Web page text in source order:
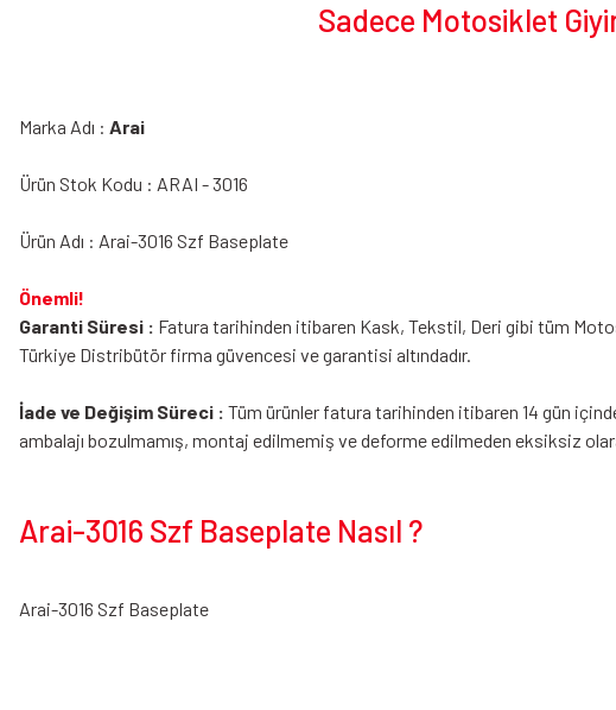
Sadece Motosiklet
Marka Adı : Arai
Ürün Stok Kodu : ARAI - 3016
Ürün Adı : Arai-3016 Szf Baseplate
Önemli!
Garanti Süresi : Fatura tarihinden itibaren Kask, Tekstil, Deri gibi tüm
Türkiye Distribütör firma güvencesi ve garantisi altındadır.
İade ve Değişim Süreci : Tüm ürünler fatura tarihinden itibaren 14 gün
ambalajı bozulmamış, montaj edilmemiş ve deforme edilmeden eksiksiz
Arai-3016 Szf Baseplate Nasıl ?
Arai-3016 Szf Baseplate